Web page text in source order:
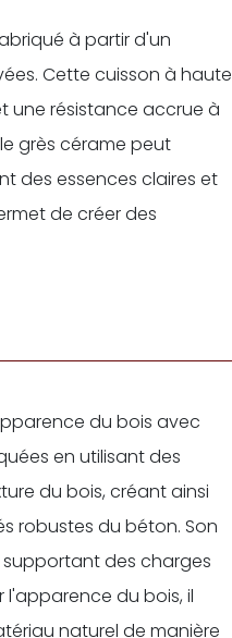
à partir d'un
Cette cuisson à haute
une résistance accrue à
grès cérame peut
des essences claires et
de créer des
du bois avec
en utilisant des
du bois, créant ainsi
robustes du béton. Son
des charges
l'apparence du bois, il
naturel de manière